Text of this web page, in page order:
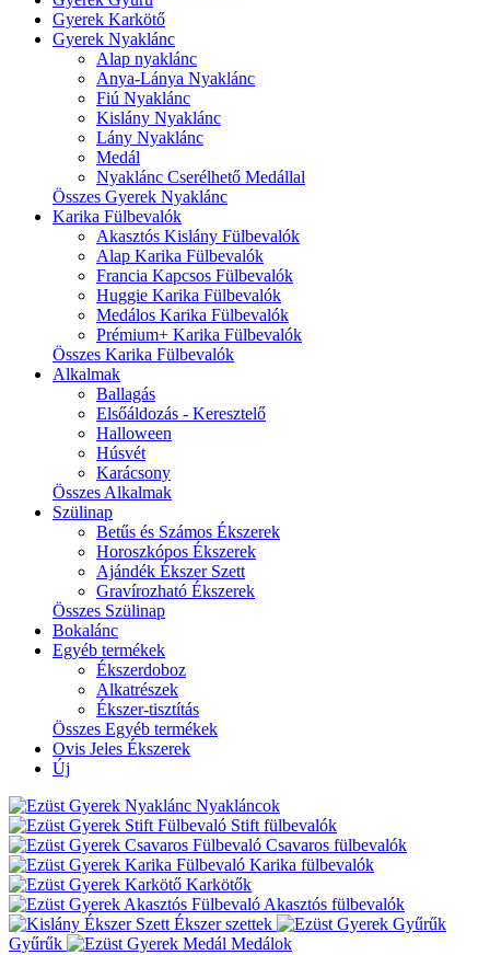
Gyerek Karkötő
Gyerek Nyaklánc
Alap nyaklánc
Anya-Lánya Nyaklánc
Fiú Nyaklánc
Kislány Nyaklánc
Lány Nyaklánc
Medál
Nyaklánc Cserélhető Medállal
Összes Gyerek Nyaklánc
Karika Fülbevalók
Akasztós Kislány Fülbevalók
Alap Karika Fülbevalók
Francia Kapcsos Fülbevalók
Huggie Karika Fülbevalók
Medálos Karika Fülbevalók
Prémium+ Karika Fülbevalók
Összes Karika Fülbevalók
Alkalmak
Ballagás
Elsőáldozás - Keresztelő
Halloween
Húsvét
Karácsony
Összes Alkalmak
Szülinap
Betűs és Számos Ékszerek
Horoszkópos Ékszerek
Ajándék Ékszer Szett
Gravírozható Ékszerek
Összes Szülinap
Bokalánc
Egyéb termékek
Ékszerdoboz
Alkatrészek
Ékszer-tisztítás
Összes Egyéb termékek
Ovis Jeles Ékszerek
Új
Nyakláncok
Stift fülbevalók
Csavaros fülbevalók
Karika fülbevalók
Karkötők
Akasztós fülbevalók
Ékszer szettek
Gyűrűk
Medálok